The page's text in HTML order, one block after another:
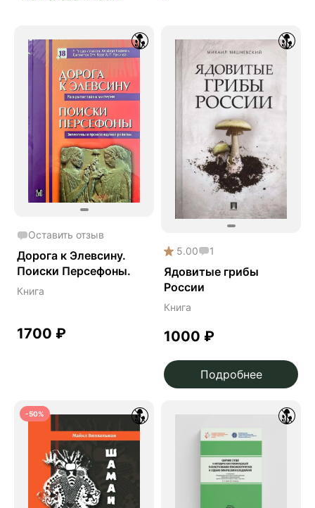
Оставить отзыв
Дорога к Элевсину.
Поиски Персефоны.
Книга
1700 ₽
5.00 1
Ядовитые грибы
России
Книга
1000 ₽
Подробнее
-50%